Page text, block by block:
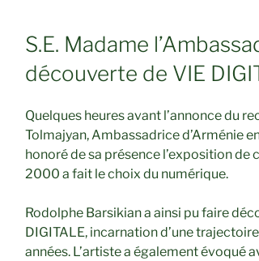
S.E. Madame
découverte de VIE
Quelques heures avant l’annonce du
Tolmajyan, Ambassadrice d’Arménie
honoré de sa présence l’exposition
2000 a fait le choix du numérique.
Rodolphe Barsikian a ainsi pu faire
DIGITALE, incarnation d’une
années. L’artiste a également évoqué